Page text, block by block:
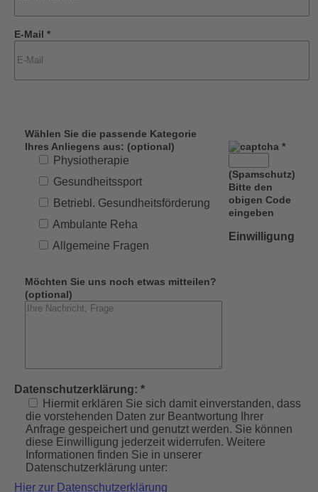
E-Mail *
Wählen Sie die passende Kategorie
Ihres Anliegens aus: (optional)
Physiotherapie
Gesundheitssport
Betriebl. Gesundheitsförderung
Ambulante Reha
Allgemeine Fragen
Möchten Sie uns noch etwas mitteilen?
(optional)
*
(Spamschutz)
Bitte den
obigen Code
eingeben
Einwilligung
Datenschutzerklärung: *
Hiermit erklären Sie sich damit einverstanden, dass
die vorstehenden Daten zur Beantwortung Ihrer
Anfrage gespeichert und genutzt werden. Sie können
diese Einwilligung jederzeit widerrufen. Weitere
Informationen finden Sie in unserer
Datenschutzerklärung unter:
Hier zur Datenschutzerklärung